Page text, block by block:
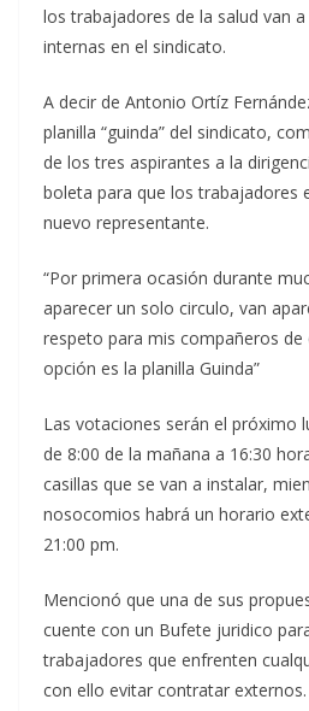
los trabajadores de la salud van
internas en el sindicato.
A decir de Antonio Ortíz
planilla “guinda” del sindicato,
de los tres aspirantes a la
boleta para que los trabajadores
nuevo representante.
“Por primera ocasión durante
aparecer un solo circulo, van
respeto para mis compañeros
opción es la planilla Guinda”
Las votaciones serán el próximo
de 8:00 de la mañana a 16:30
casillas que se van a instalar,
nosocomios habrá un horario
21:00 pm.
Mencionó que una de sus
cuente con un Bufete juridico
trabajadores que enfrenten
con ello evitar contratar externos.